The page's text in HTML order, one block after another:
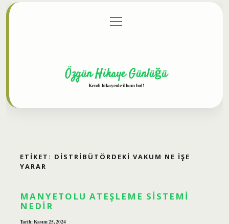
Gizlilik Politikası
menüyü
aç
Özgün Hikaye Günlüğü
Kendi hikayenle ilham bul!
ETIKET: DISTRIBÜTÖRDEKI VAKUM NE IŞE
YARAR
MANYETOLU ATEŞLEME SISTEMI
NEDIR
Tarih: Kasım 25, 2024